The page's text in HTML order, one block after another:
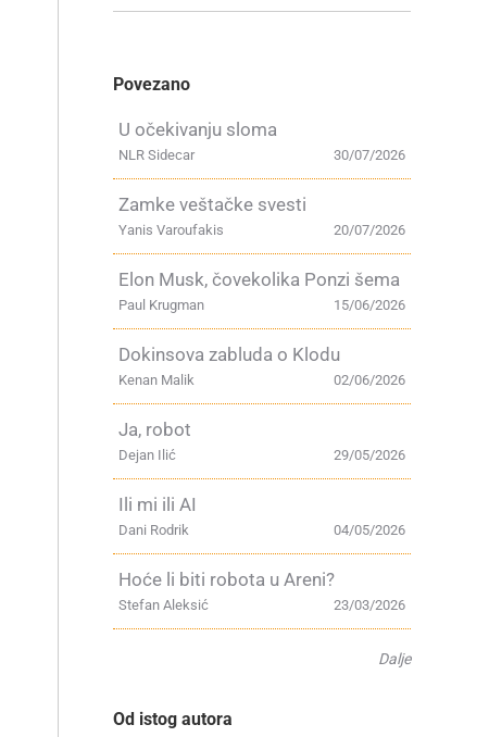
Povezano
U očekivanju sloma
30/07/2026
NLR Sidecar
Zamke veštačke svesti
20/07/2026
Yanis Varoufakis
Elon Musk, čovekolika Ponzi šema
15/06/2026
Paul Krugman
Dokinsova zabluda o Klodu
02/06/2026
Kenan Malik
Ja, robot
29/05/2026
Dejan Ilić
Ili mi ili AI
04/05/2026
Dani Rodrik
Hoće li biti robota u Areni?
23/03/2026
Stefan Aleksić
Dalje
Od istog autora